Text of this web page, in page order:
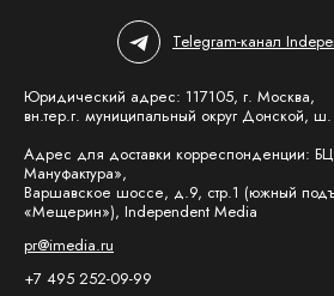
Telegram-канал
Юридический адрес: 117105, г. Москва,
вн.тер.г. муниципальный округ Донской,
Адрес для доставки корреспонденции:
Мануфактура»,
Варшавское шоссе, д.9, стр.1 (южный
«Мещерин»), Independent Media
pr@imedia.ru
+7 495 252-09-99